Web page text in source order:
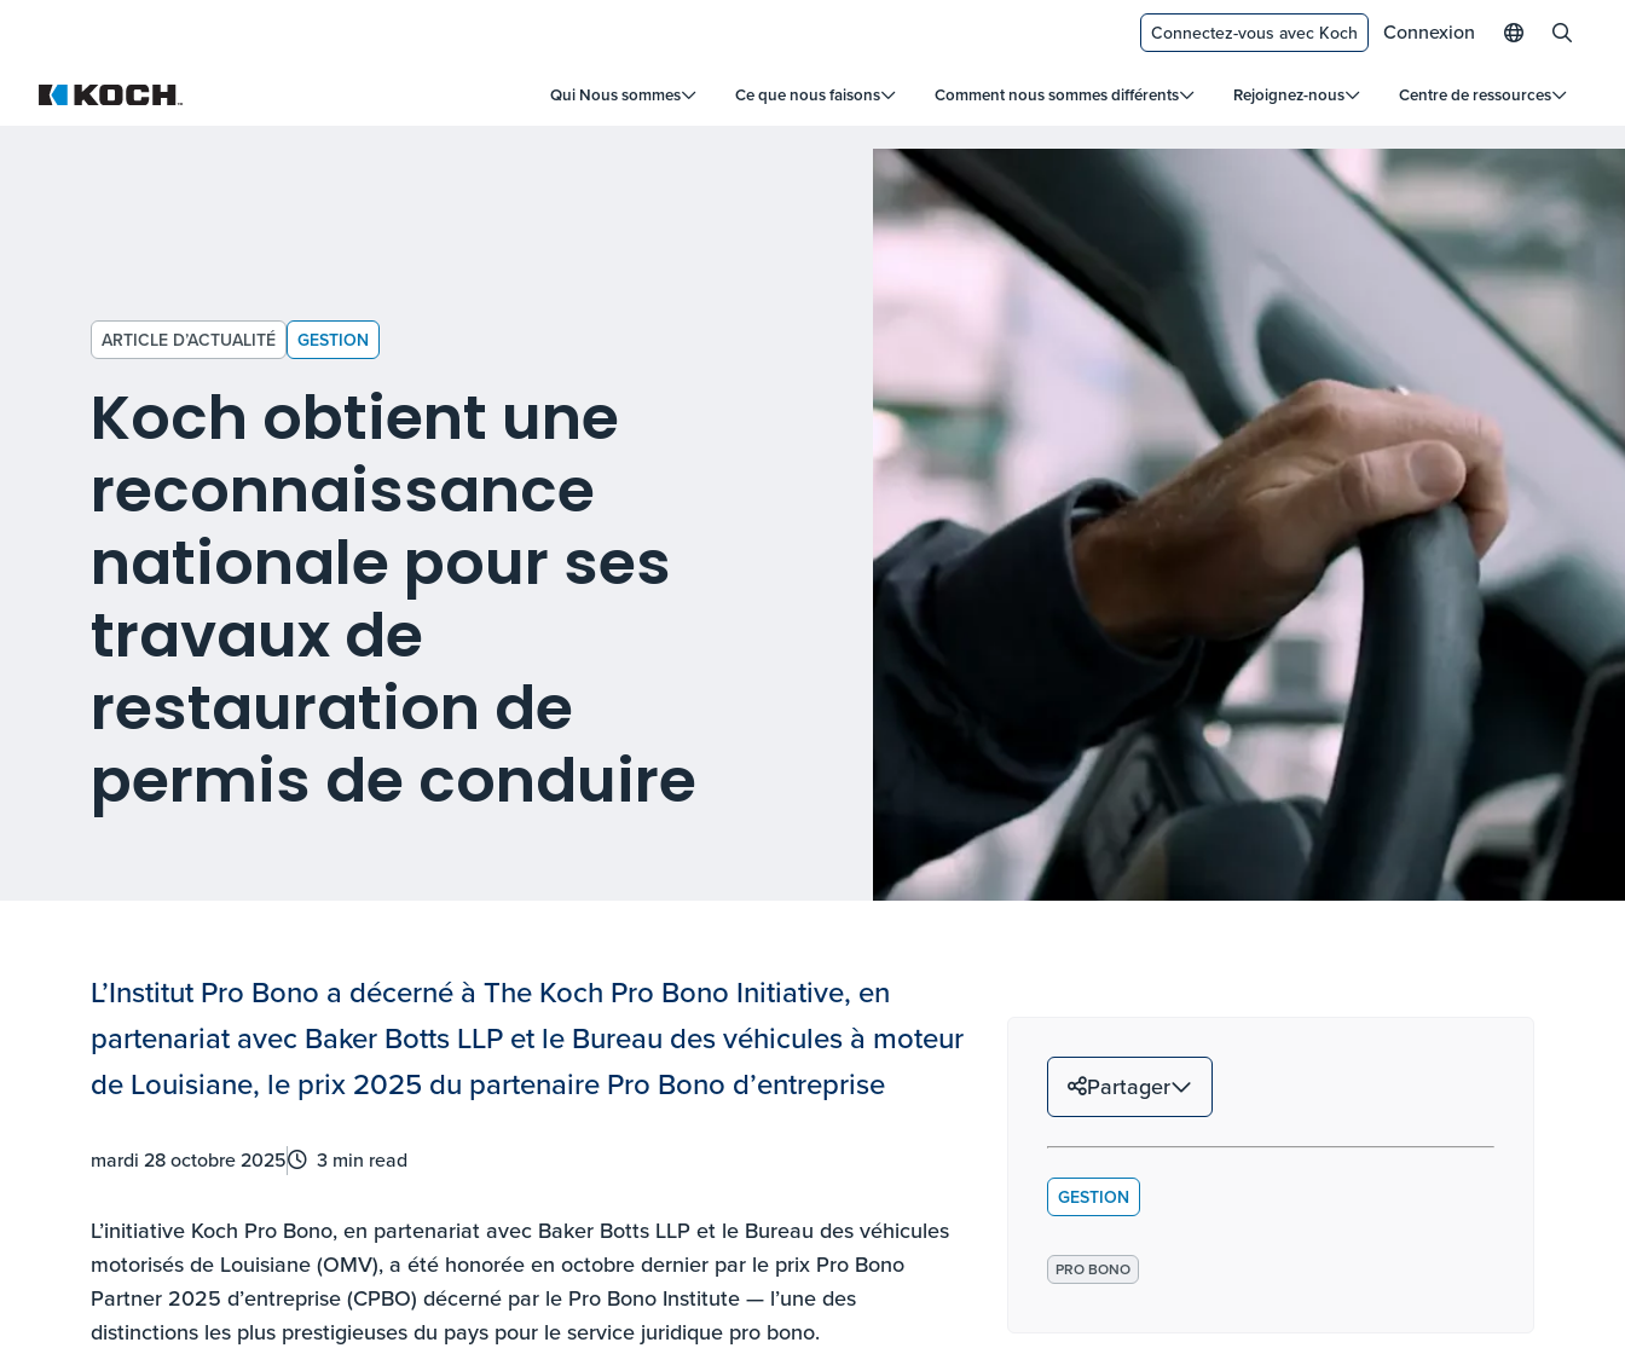
Qui Nous sommes Ce que nous faisons Comment nous sommes différents Rejoignez-nous Centre de ressources
Connectez-vous avec Koch Connexion
ARTICLE D’ACTUALITÉ GESTION
Koch obtient une
reconnaissance
nationale pour ses
travaux de
restauration de
permis de conduire
L’Institut Pro Bono a décerné à The Koch Pro Bono Initiative, en
partenariat avec Baker Botts LLP et le Bureau des véhicules à moteur
de Louisiane, le prix 2025 du partenaire Pro Bono d’entreprise
mardi 28 octobre 2025 3 min read
L’initiative Koch Pro Bono, en partenariat avec Baker Botts LLP et le Bureau des véhicules
motorisés de Louisiane (OMV), a été honorée en octobre dernier par le prix Pro Bono
Partner 2025 d’entreprise (CPBO) décerné par le Pro Bono Institute — l’une des
distinctions les plus prestigieuses du pays pour le service juridique pro bono.
Partager
GESTION
PRO BONO